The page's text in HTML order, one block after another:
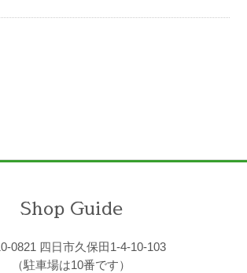
Shop Guide
0821 四日市久保田1-4-10-103
（駐車場は10番です）